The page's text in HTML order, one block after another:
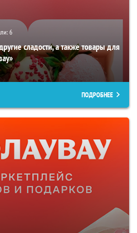
6
сладости, а также товары для
ПОДРОБНЕЕ